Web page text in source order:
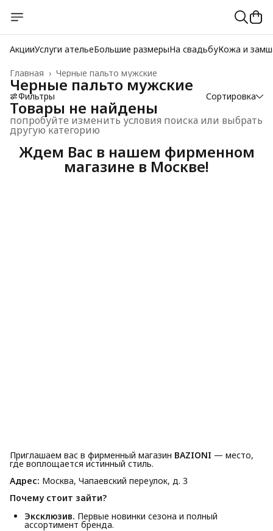
АкцииУслуги ательеБольшие размерыНа свадьбуКожа и
Черные пальто мужские
Главная ›
Черные пальто мужские
Фильтры Сортировка
Товары не найдены
попробуйте изменить условия поиска или выбрать
другую категорию
Ждем Вас в нашем фирменном
магазине в Москве!
Приглашаем вас в фирменный магазин BAZIONI — место,
где воплощается истинный стиль.
Адрес: Москва, Чапаевский переулок, д. 3
Почему стоит зайти?
Эксклюзив. Первые новинки сезона и полный
ассортимент бренда.